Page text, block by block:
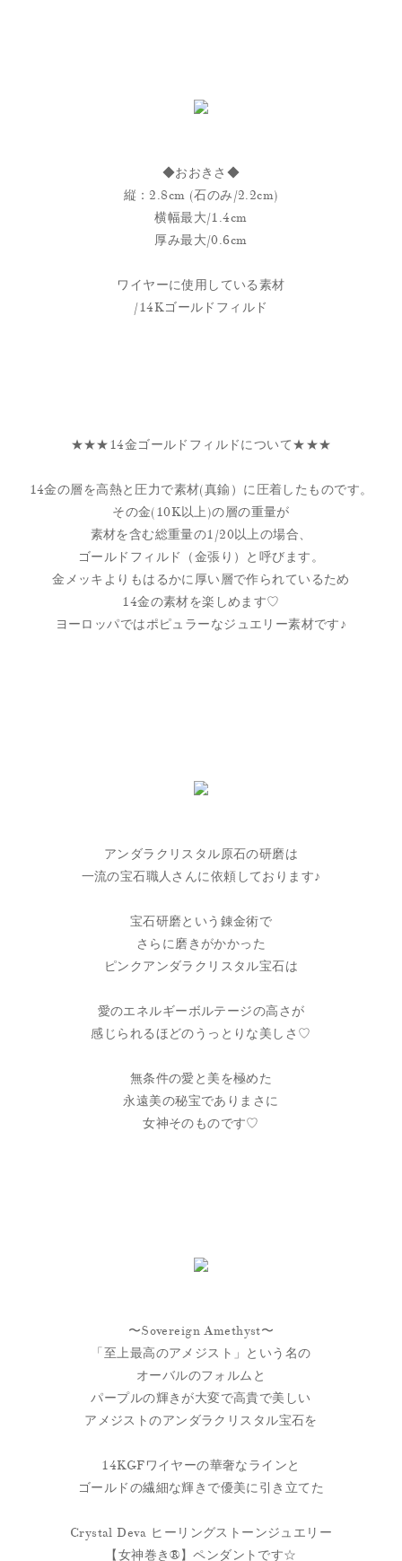
◆おおきさ◆
縦：2.8cm (石のみ/2.2cm)
横幅最大/1.4cm
厚み最大/0.6cm
ワイヤーに使用している素材
/14Kゴールドフィルド
★★★14金ゴールドフィルドについて★★★
14金の層を高熱と圧力で素材(真鍮）に圧着したものです。
その金(10K以上)の層の重量が
素材を含む総重量の1/20以上の場合、
ゴールドフィルド（金張り）と呼びます。
金メッキよりもはるかに厚い層で作られているため
14金の素材を楽しめます♡
ヨーロッパではポピュラーなジュエリー素材です♪
アンダラクリスタル原石の研磨は
一流の宝石職人さんに依頼しております♪
宝石研磨という錬金術で
さらに磨きがかかった
ピンクアンダラクリスタル宝石は
愛のエネルギーボルテージの高さが
感じられるほどのうっとりな美しさ♡
無条件の愛と美を極めた
永遠美の秘宝でありまさに
女神そのものです♡
〜Sovereign Amethyst〜
「至上最高のアメジスト」という名の
オーバルのフォルムと
パープルの輝きが大変で高貴で美しい
アメジストのアンダラクリスタル宝石を
14KGFワイヤーの華奢なラインと
ゴールドの繊細な輝きで優美に引き立てた
Crystal Deva ヒーリングストーンジュエリー
【女神巻き®】ペンダントです☆